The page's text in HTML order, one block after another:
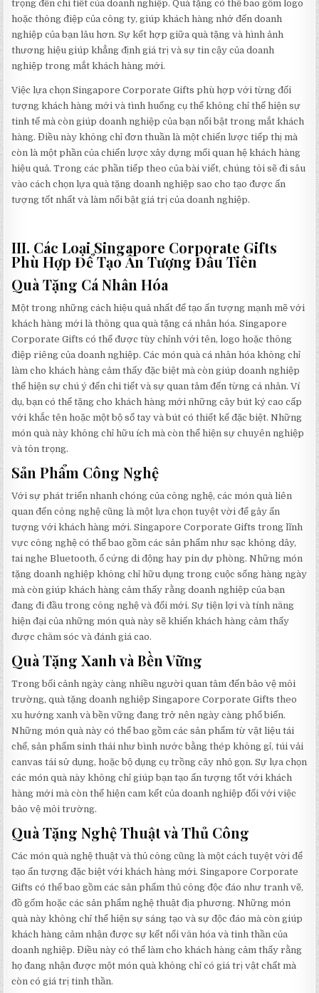
trọng đến chi tiết của doanh nghiệp. Quà tặng có thể bao gồm logo
hoặc thông điệp của công ty, giúp khách hàng nhớ đến doanh
nghiệp của bạn lâu hơn. Sự kết hợp giữa quà tặng và hình ảnh
thương hiệu giúp khẳng định giá trị và sự tin cậy của doanh
nghiệp trong mắt khách hàng mới.
Việc lựa chọn Singapore Corporate Gifts phù hợp với từng đối
tượng khách hàng mới và tình huống cụ thể không chỉ thể hiện sự
tinh tế mà còn giúp doanh nghiệp của bạn nổi bật trong mắt khách
hàng. Điều này không chỉ đơn thuần là một chiến lược tiếp thị mà
còn là một phần của chiến lược xây dựng mối quan hệ khách hàng
hiệu quả. Trong các phần tiếp theo của bài viết, chúng tôi sẽ đi sâu
vào cách chọn lựa quà tặng doanh nghiệp sao cho tạo được ấn
tượng tốt nhất và làm nổi bật giá trị của doanh nghiệp.
III. Các Loại Singapore Corporate Gifts
Phù Hợp Để Tạo Ấn Tượng Đầu Tiên
Quà Tặng Cá Nhân Hóa
Một trong những cách hiệu quả nhất để tạo ấn tượng mạnh mẽ với
khách hàng mới là thông qua quà tặng cá nhân hóa. Singapore
Corporate Gifts có thể được tùy chỉnh với tên, logo hoặc thông
điệp riêng của doanh nghiệp. Các món quà cá nhân hóa không chỉ
làm cho khách hàng cảm thấy đặc biệt mà còn giúp doanh nghiệp
thể hiện sự chú ý đến chi tiết và sự quan tâm đến từng cá nhân. Ví
dụ, bạn có thể tặng cho khách hàng mới những cây bút ký cao cấp
với khắc tên hoặc một bộ sổ tay và bút có thiết kế đặc biệt. Những
món quà này không chỉ hữu ích mà còn thể hiện sự chuyên nghiệp
và tôn trọng.
Sản Phẩm Công Nghệ
Với sự phát triển nhanh chóng của công nghệ, các món quà liên
quan đến công nghệ cũng là một lựa chọn tuyệt vời để gây ấn
tượng với khách hàng mới. Singapore Corporate Gifts trong lĩnh
vực công nghệ có thể bao gồm các sản phẩm như sạc không dây,
tai nghe Bluetooth, ổ cứng di động hay pin dự phòng. Những món
tặng doanh nghiệp không chỉ hữu dụng trong cuộc sống hàng ngày
mà còn giúp khách hàng cảm thấy rằng doanh nghiệp của bạn
đang đi đầu trong công nghệ và đổi mới. Sự tiện lợi và tính năng
hiện đại của những món quà này sẽ khiến khách hàng cảm thấy
được chăm sóc và đánh giá cao.
Quà Tặng Xanh và Bền Vững
Trong bối cảnh ngày càng nhiều người quan tâm đến bảo vệ môi
trường, quà tặng doanh nghiệp Singapore Corporate Gifts theo
xu hướng xanh và bền vững đang trở nên ngày càng phổ biến.
Những món quà này có thể bao gồm các sản phẩm từ vật liệu tái
chế, sản phẩm sinh thái như bình nước bằng thép không gỉ, túi vải
canvas tái sử dụng, hoặc bộ dụng cụ trồng cây nhỏ gọn. Sự lựa chọn
các món quà này không chỉ giúp bạn tạo ấn tượng tốt với khách
hàng mới mà còn thể hiện cam kết của doanh nghiệp đối với việc
bảo vệ môi trường.
Quà Tặng Nghệ Thuật và Thủ Công
Các món quà nghệ thuật và thủ công cũng là một cách tuyệt vời để
tạo ấn tượng đặc biệt với khách hàng mới. Singapore Corporate
Gifts có thể bao gồm các sản phẩm thủ công độc đáo như tranh vẽ,
đồ gốm hoặc các sản phẩm nghệ thuật địa phương. Những món
quà này không chỉ thể hiện sự sáng tạo và sự độc đáo mà còn giúp
khách hàng cảm nhận được sự kết nối văn hóa và tinh thần của
doanh nghiệp. Điều này có thể làm cho khách hàng cảm thấy rằng
họ đang nhận được một món quà không chỉ có giá trị vật chất mà
còn có giá trị tinh thần.